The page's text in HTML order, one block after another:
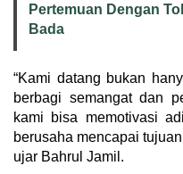
Pertemuan Dengan
Bada
“Kami datang bukan
berbagi semangat dan
kami bisa memotivasi
berusaha mencapai
ujar Bahrul Jamil.